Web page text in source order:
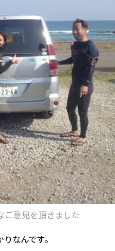
ご意見を頂きました
なんです。